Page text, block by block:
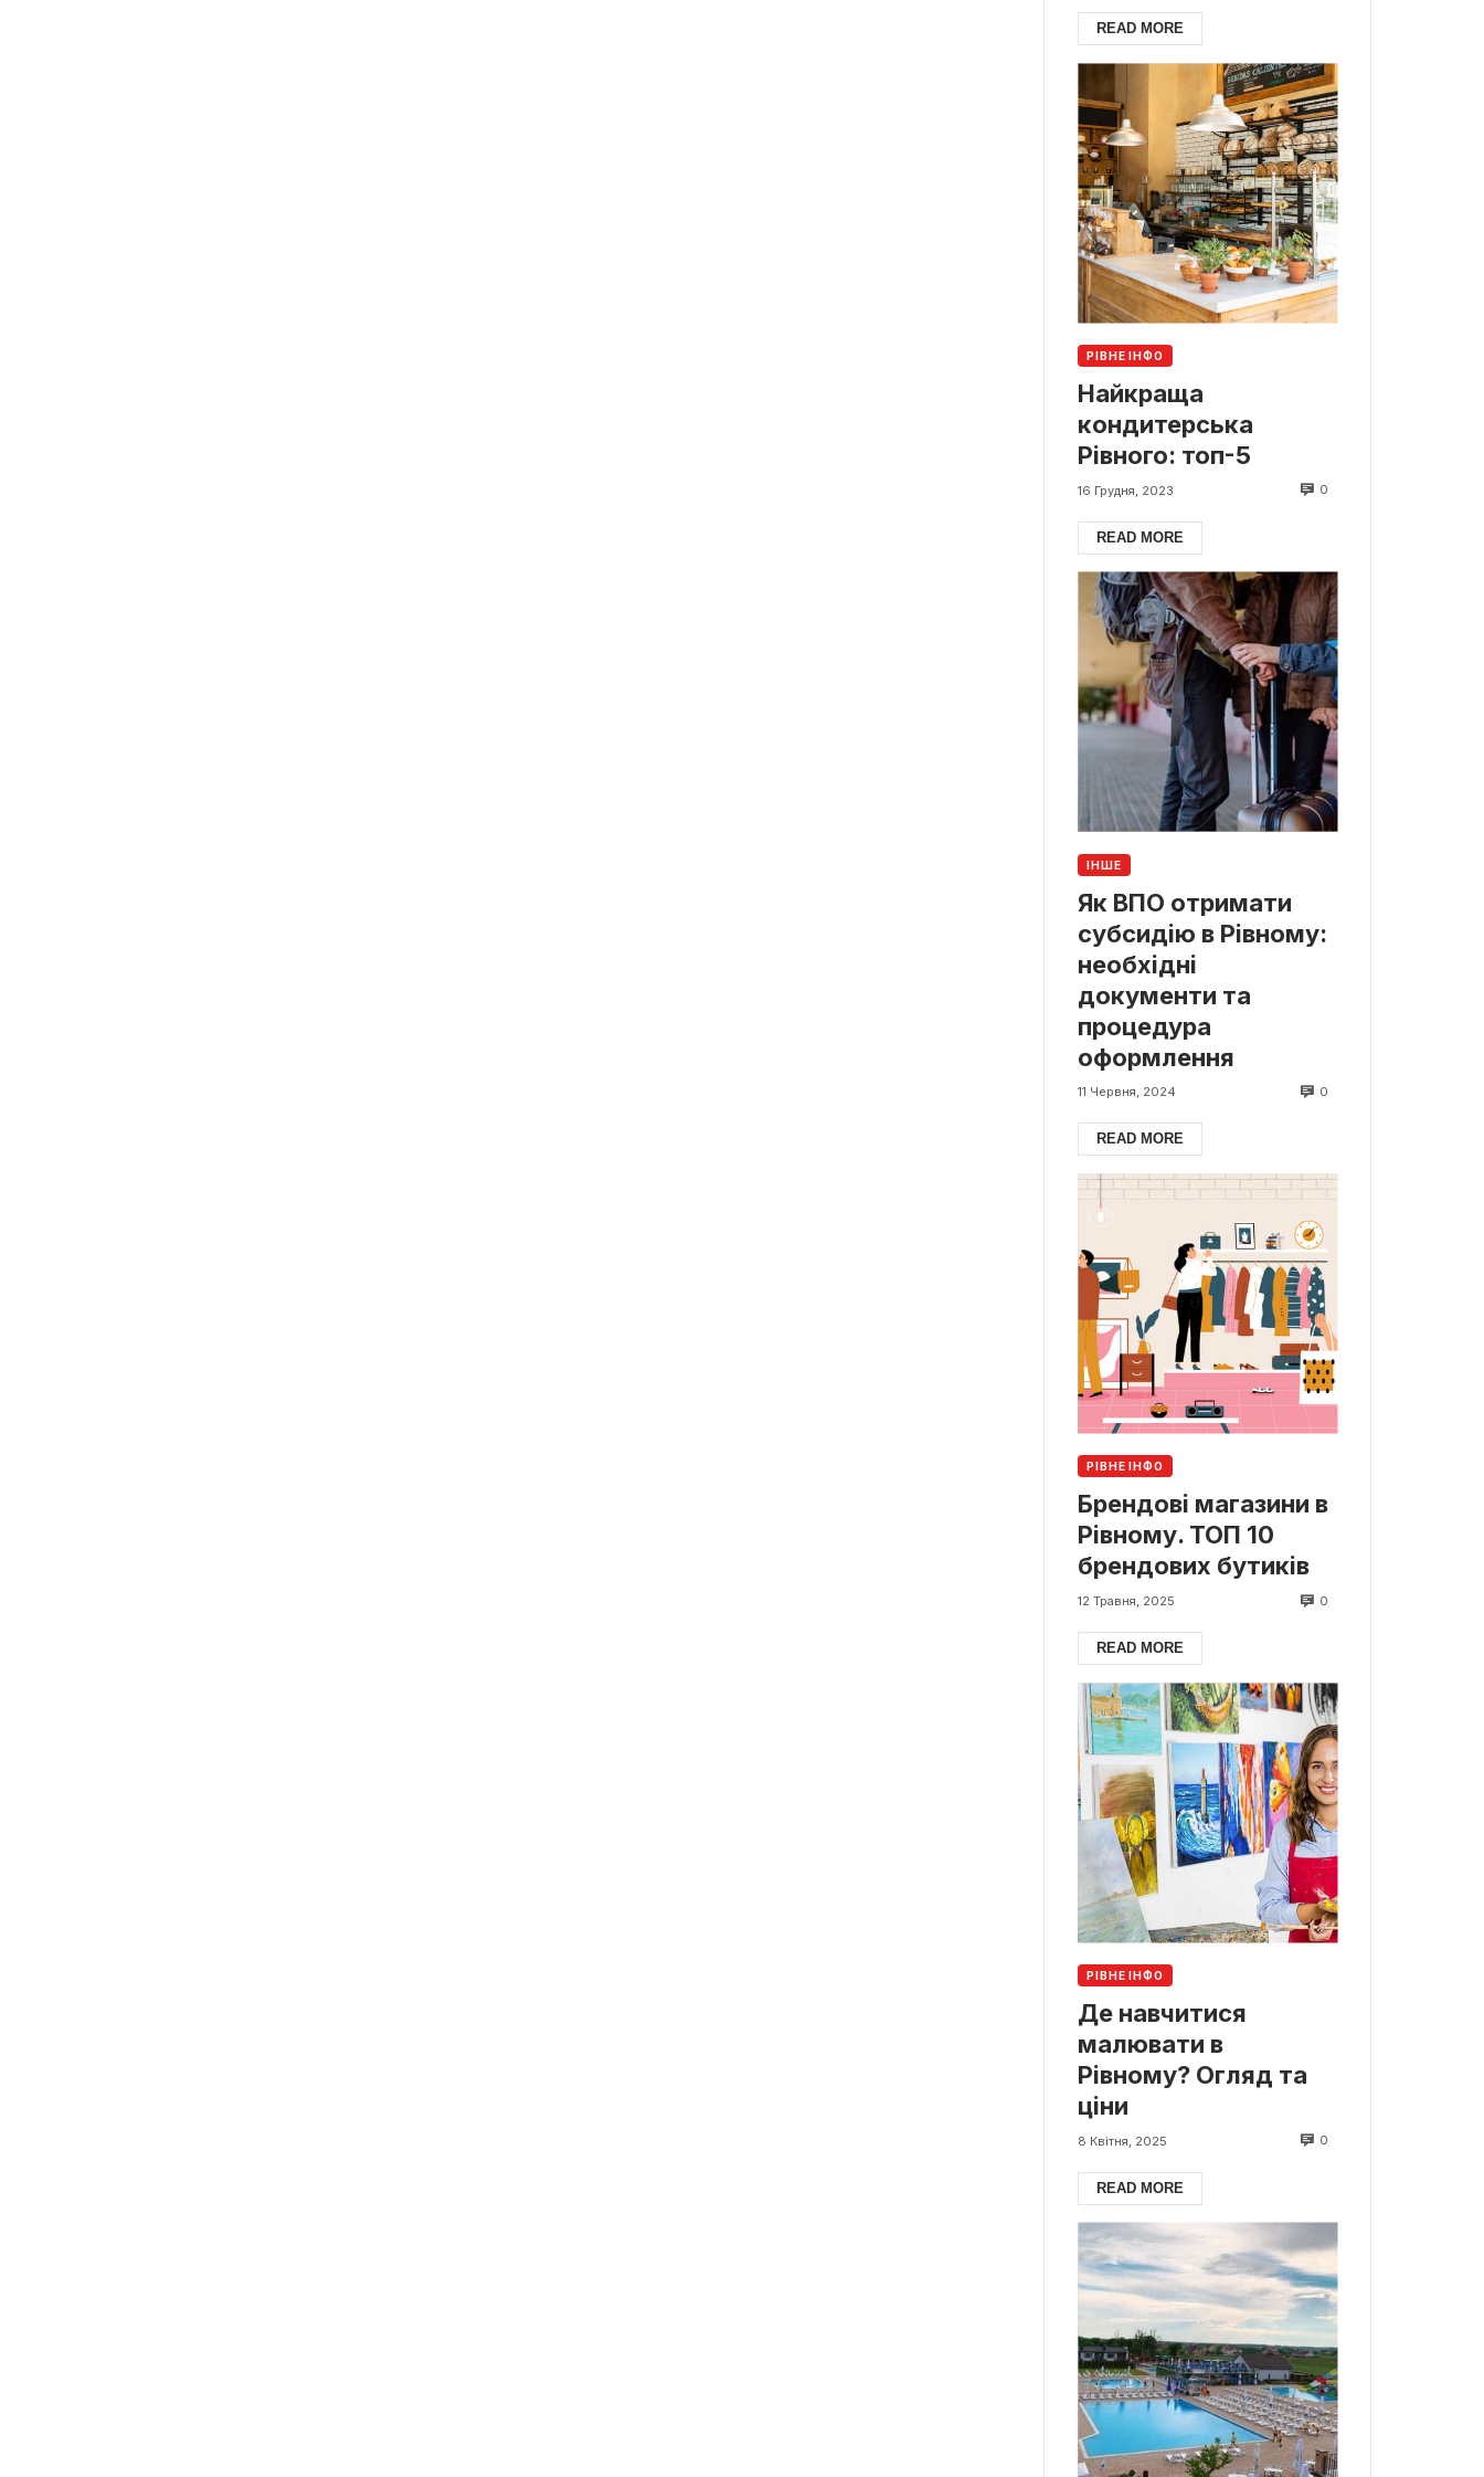
READ MORE
РІВНЕ ІНФО
Найкраща
кондитерська
Рівного: топ-5
16 Грудня, 2023 0
READ MORE
ІНШЕ
Як ВПО отримати
субсидію в Рівному:
необхідні
документи та
процедура
оформлення
11 Червня, 2024 0
READ MORE
РІВНЕ ІНФО
Брендові магазини в
Рівному. ТОП 10
брендових бутиків
12 Травня, 2025 0
READ MORE
РІВНЕ ІНФО
Де навчитися
малювати в
Рівному? Огляд та
ціни
8 Квітня, 2025 0
READ MORE